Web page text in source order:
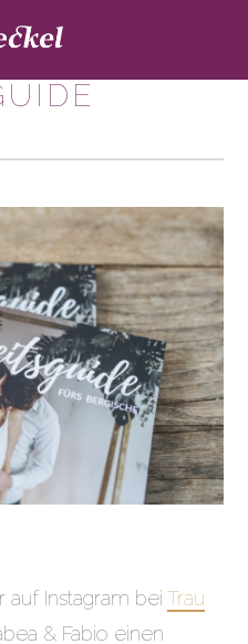
auf Instagram bei Trau
& Fabio einen